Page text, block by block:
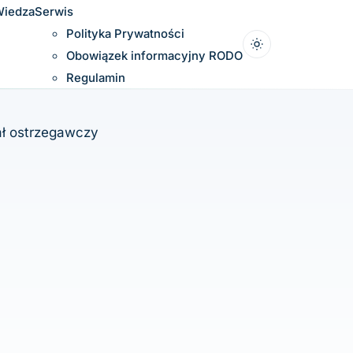
Serwis
Polityka Prywatności
Obowiązek informacyjny RODO
Regulamin
ostrzegawczy